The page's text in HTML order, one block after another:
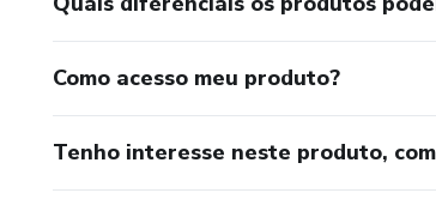
Como acesso meu produto?
Tenho interesse neste produto,